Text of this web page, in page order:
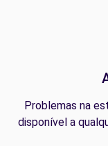
Problemas na
disponível a